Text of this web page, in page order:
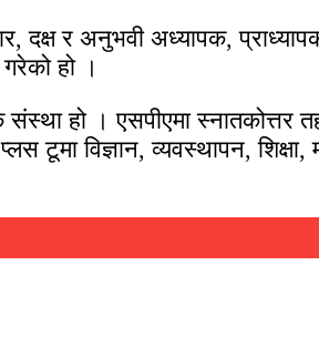
दक्ष र अनुभवी अध्यापक,
हो ।
हो । एसपीएमा स्नातकोत्तर
टूमा विज्ञान, व्यवस्थापन,